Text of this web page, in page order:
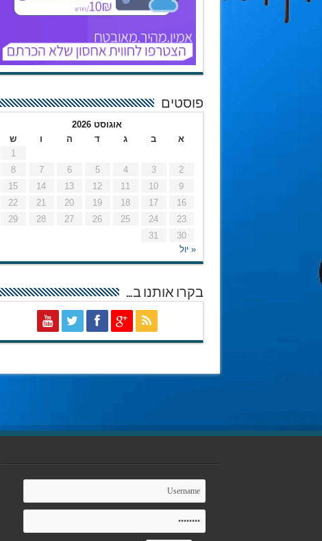
פוסטים
אוגוסט 2026
א
ב ג ד ה ו
ש
1
2
3
4
5
6
7
8
9
10
11
12
13
14
15
16
17
18
19
20
21
22
23
24
25
26
27
28
29
30
31
« יול
בקרו אותנו ב…